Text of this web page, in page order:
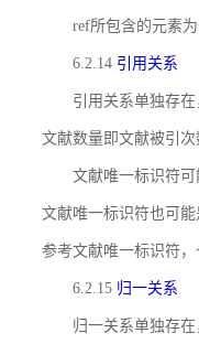
ref所包含的元素
6.2.14 引用关系
引用关系单独存
文献数量即文献被引
文献唯一标识符
文献唯一标识符也可
参考文献唯一标识符
6.2.15 归一关系
归一关系单独存